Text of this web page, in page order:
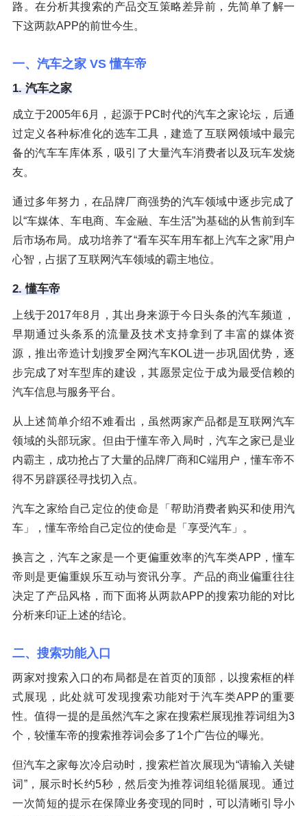
路。在分析其搜索的产品交互策略差异前，先简单了解一
下这两款APP的前世今生。
一、汽车之家 VS 懂车帝
1. 汽车之家
成立于2005年6月，起源于PC时代的汽车之家论坛，后通
过定义各种标准化的选车工具，建造了互联网领域中最完
备的汽车车库体系，吸引了大量汽车消费者以及玩车发烧
友。
通过多年努力，在品牌厂商强势的汽车领域中逐步完成了
以“车媒体、车电商、车金融、车生活”为基础的从售前到车
后市场布局。成功培养了“看车买车用车都上汽车之家”用户
心智，占据了互联网汽车领域的霸主地位。
2. 懂车帝
上线于2017年8月，其出身来源于今日头条的汽车频道，
早期通过头条系的流量及技术支持拿到了丰富的媒体资
源，推出帝造计划搜罗全网汽车KOL进一步巩固优势，逐
步完成了对车型库的建设，其愿景定位于成为最受信赖的
汽车信息与服务平台。
从上述简单介绍不难看出，虽然两家产品都是互联网汽车
领域的头部玩家。但由于懂车帝入局时，汽车之家已是业
内霸主，成功抢占了大量的品牌厂商和C端用户，懂车帝不
得不另辟蹊径寻找切入点。
汽车之家给自己定位的使命是「帮助消费者购买和使用汽
车」，懂车帝给自己定位的使命是「享受汽车」。
换言之，汽车之家是一个更偏重效率的汽车类APP，懂车
帝则是更偏重娱乐互动与资讯分享。产品的商业偏重往往
决定了产品风格，而下面将从两款APP的搜索功能的对比
分析来印证上述的结论。
二、搜索功能入口
两家对搜索入口的布局都是在首页的顶部，以搜索框的样
式展现，此处就可发现搜索功能对于汽车类APP的重要
性。值得一提的是虽然汽车之家在搜索栏展现推荐词组为3
个，较懂车帝的搜索推荐词会多了1个广告位的曝光。
但汽车之家每次冷启动时，搜索栏首次展现为“请输入关键
词”，展示时长约5秒，然后变为推荐词组轮循展现。通过
一次简短的提示在保障业务变现的同时，可以清晰引导小